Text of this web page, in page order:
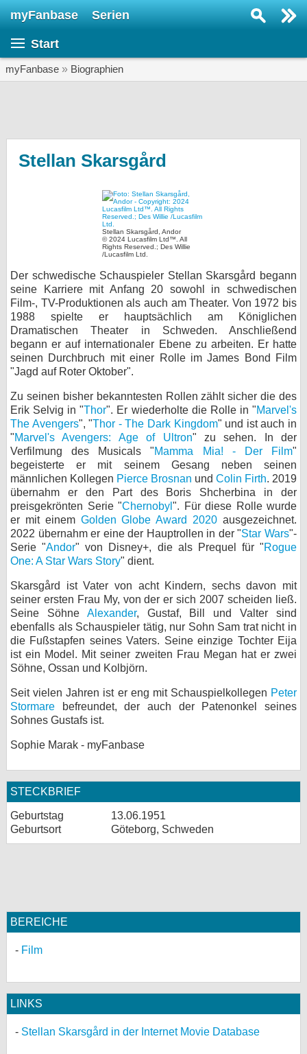
myFanbase Serien
Start
myFanbase » Biographien
Stellan Skarsgård
Stellan Skarsgård, Andor
© 2024 Lucasfilm Ltd™. All
Rights Reserved.; Des Willie
/Lucasfilm Ltd.
Der schwedische Schauspieler Stellan Skarsgård begann
seine Karriere mit Anfang 20 sowohl in schwedischen
Film-, TV-Produktionen als auch am Theater. Von 1972 bis
1988 spielte er hauptsächlich am Königlichen
Dramatischen Theater in Schweden. Anschließend
begann er auf internationaler Ebene zu arbeiten. Er hatte
seinen Durchbruch mit einer Rolle im James Bond Film
"Jagd auf Roter Oktober".
Zu seinen bisher bekanntesten Rollen zählt sicher die des
Erik Selvig in "Thor". Er wiederholte die Rolle in "Marvel's
The Avengers", "Thor - The Dark Kingdom" und ist auch in
"Marvel's Avengers: Age of Ultron" zu sehen. In der
Verfilmung des Musicals "Mamma Mia! - Der Film"
begeisterte er mit seinem Gesang neben seinen
männlichen Kollegen Pierce Brosnan und Colin Firth. 2019
übernahm er den Part des Boris Shcherbina in der
preisgekrönten Serie "Chernobyl ". Für diese Rolle wurde
er mit einem Golden Globe Award 2020 ausgezeichnet.
2022 übernahm er eine der Hauptrollen in der "Star Wars"-
Serie "Andor" von Disney+, die als Prequel für "Rogue
One: A Star Wars Story" dient.
Skarsgård ist Vater von acht Kindern, sechs davon mit
seiner ersten Frau My, von der er sich 2007 scheiden ließ.
Seine Söhne Alexander, Gustaf, Bill und Valter sind
ebenfalls als Schauspieler tätig, nur Sohn Sam trat nicht in
die Fußstapfen seines Vaters. Seine einzige Tochter Eija
ist ein Model. Mit seiner zweiten Frau Megan hat er zwei
Söhne, Ossan und Kolbjörn.
Seit vielen Jahren ist er eng mit Schauspielkollegen Peter
Stormare befreundet, der auch der Patenonkel seines
Sohnes Gustafs ist.
Sophie Marak - myFanbase
STECKBRIEF
Geburtstag
13.06.1951
Geburtsort
Göteborg, Schweden
BEREICHE
Film
LINKS
Stellan Skarsgård in der Internet Movie Database
KULTUR
Specials
SERVICE
Forum
bei X
bei Facebook
Kontakt
Nutzungsbedingungen
Datenschutz
Cookie-Einstellungen
Impressum
Desktop-Ansicht
myFanbase